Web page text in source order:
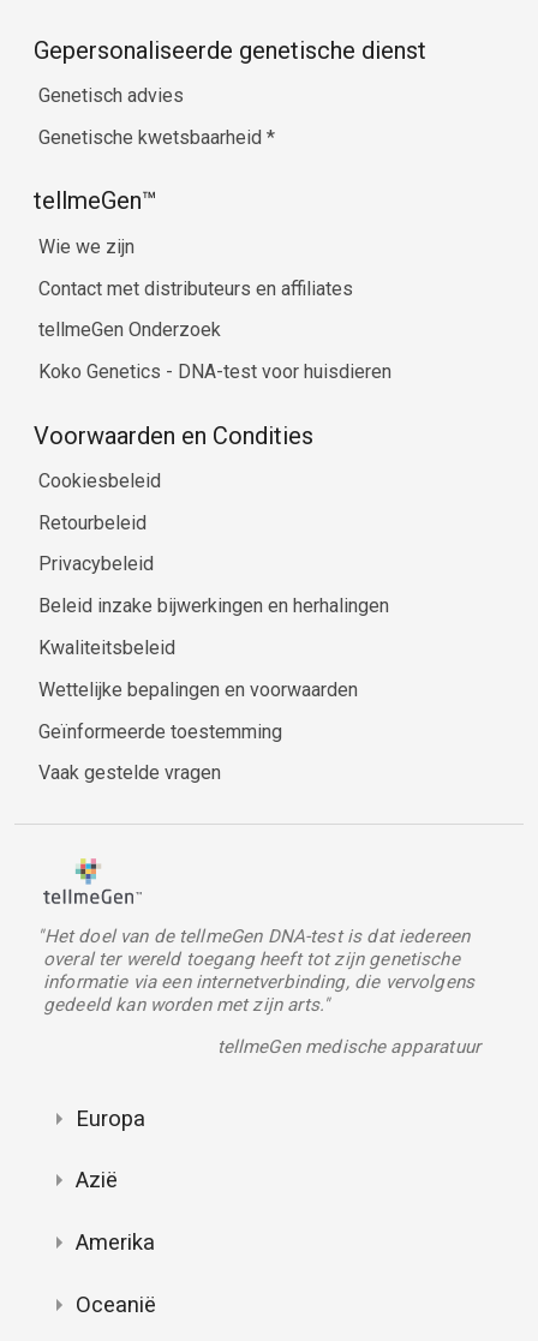
Gepersonaliseerde genetische dienst
Genetisch advies
Genetische kwetsbaarheid *
tellmeGen™
Wie we zijn
Contact met distributeurs en affiliates
tellmeGen Onderzoek
Koko Genetics - DNA-test voor huisdieren
Voorwaarden en Condities
Cookiesbeleid
Retourbeleid
Privacybeleid
Beleid inzake bijwerkingen en herhalingen
Kwaliteitsbeleid
Wettelijke bepalingen en voorwaarden
Geïnformeerde toestemming
Vaak gestelde vragen
"Het doel van de tellmeGen DNA-test is dat iedereen
overal ter wereld toegang heeft tot zijn genetische
informatie via een internetverbinding, die vervolgens
gedeeld kan worden met zijn arts."
tellmeGen medische apparatuur
Europa
Azië
Amerika
Oceanië